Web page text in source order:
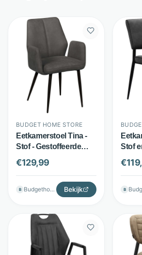
BUDGET HOME STORE
Eetkamerstoel Tina -
Stof - Gestoffeerde
armleuningen -
Diverse kleuren -
Budget Home Store
€129,99
B Budgethomestore Bekijk
Stof
-
€
B